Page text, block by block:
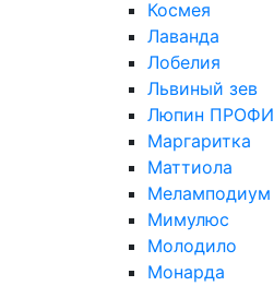
Космея
Лаванда
Лобелия
Львиный зев
Люпин ПРОФИ
Маргаритка
Маттиола
Меламподиум
Мимулюс
Молодило
Монарда